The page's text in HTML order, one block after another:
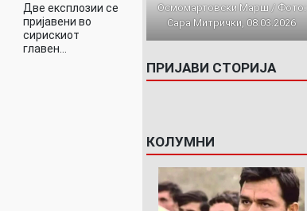
Две експлозии се
пријавени во
сирискиот
главен…
Осмомартовски Марш / Фото:
Сара Митрички, 08.03.2026
ПРИЈАВИ СТОРИЈА
КОЛУМНИ